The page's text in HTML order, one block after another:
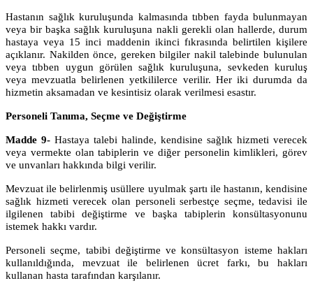
Hastanın sağlık kuruluşunda kalmasında tıbben fayda bulunmayan
veya bir başka sağlık kuruluşuna nakli gerekli olan hallerde, durum
hastaya veya 15 inci maddenin ikinci fıkrasında belirtilen kişilere
açıklanır. Nakilden önce, gereken bilgiler nakil talebinde bulunulan
veya tıbben uygun görülen sağlık kuruluşuna, sevkeden kuruluş
veya mevzuatla belirlenen yetkililerce verilir. Her iki durumda da
hizmetin aksamadan ve kesintisiz olarak verilmesi esastır.
Personeli Tanıma, Seçme ve Değiştirme
Madde 9- Hastaya talebi halinde, kendisine sağlık hizmeti verecek
veya vermekte olan tabiplerin ve diğer personelin kimlikleri, görev
ve unvanları hakkında bilgi verilir.
Mevzuat ile belirlenmiş usüllere uyulmak şartı ile hastanın, kendisine
sağlık hizmeti verecek olan personeli serbestçe seçme, tedavisi ile
ilgilenen tabibi değiştirme ve başka tabiplerin konsültasyonunu
istemek hakkı vardır.
Personeli seçme, tabibi değiştirme ve konsültasyon isteme hakları
kullanıldığında, mevzuat ile belirlenen ücret farkı, bu hakları
kullanan hasta tarafından karşılanır.